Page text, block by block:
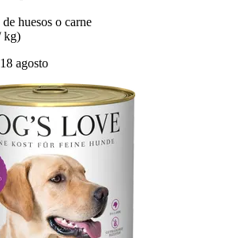
huesos o carne
kg)
agosto